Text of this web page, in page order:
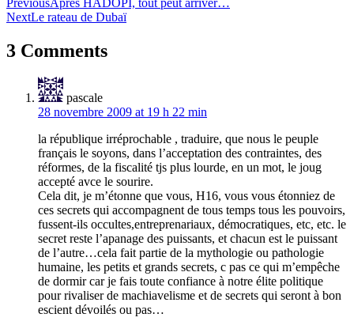
Navigation
de
l’article
NextLe rateau de Dubaï
3 Comments
pascale
28 novembre 2009 at 19 h 22 min
la république irréprochable , traduire, que nous le peuple
français le soyons, dans l’acceptation des contraintes, des
réformes, de la fiscalité tjs plus lourde, en un mot, le joug
accepté avce le sourire.
Cela dit, je m’étonne que vous, H16, vous vous étonniez de
ces secrets qui accompagnent de tous temps tous les pouvoirs,
fussent-ils occultes,entreprenariaux, démocratiques, etc, etc. le
secret reste l’apanage des puissants, et chacun est le puissant
de l’autre…cela fait partie de la mythologie ou pathologie
humaine, les petits et grands secrets, c pas ce qui m’empêche
de dormir car je fais toute confiance à notre élite politique
pour rivaliser de machiavelisme et de secrets qui seront à bon
escient dévoilés ou pas…